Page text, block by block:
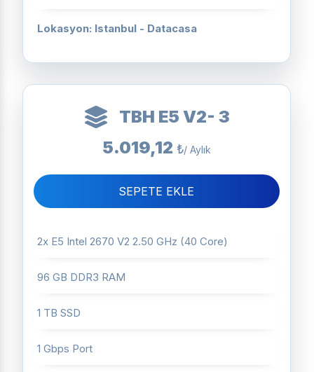
Lokasyon: Istanbul - Datacasa
TBH E5 V2- 3
5.019,12 ₺/ Aylık
SEPETE EKLE
2x E5 Intel 2670 V2 2.50 GHz (40 Core)
96 GB DDR3 RAM
1 TB SSD
1 Gbps Port